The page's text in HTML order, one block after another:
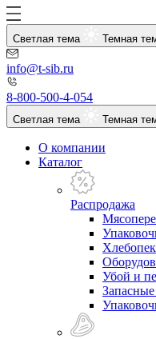
Светлая тема Темная
info@t-sib.ru
8-800-500-4-054
Светлая тема Темная
О компании
Каталог
Распродажа
Убой и